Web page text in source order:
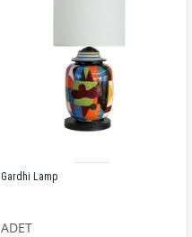
Gardhi Lamp
ADET